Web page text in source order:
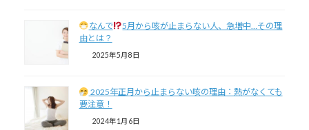
なんで
5月から咳が止まらない人、急増中…その理
由とは？
2025年5月8日
2025年正月から止まらない咳の理由：熱がなくても
要注意！
2024年1月6日